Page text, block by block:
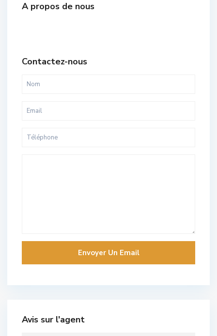
A propos de nous
Contactez-nous
Avis sur l'agent